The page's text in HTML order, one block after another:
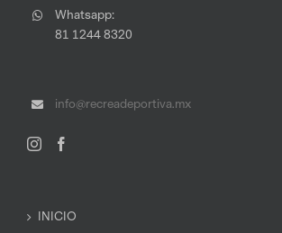
Whatsapp:
81 1244 8320
info@recreadeportiva.mx
INICIO